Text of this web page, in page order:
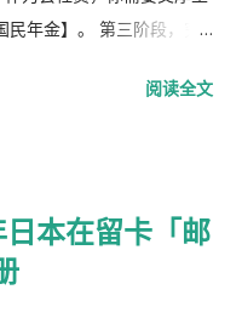
民年金】。 第三阶段，究
未满农业者，自营业者，
阅读全文
日本在留卡「邮